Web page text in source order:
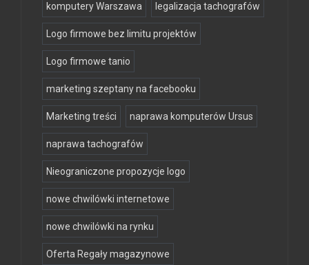
komputery Warszawa legalizacja tachografów
Logo firmowe bez limitu projektów
Logo firmowe tanio
marketing szeptany na facebooku
Marketing treści naprawa komputerów Ursus
naprawa tachografów
Nieograniczone propozycje logo
nowe chwilówki internetowe
nowe chwilówki na rynku
Oferta Regały magazynowe